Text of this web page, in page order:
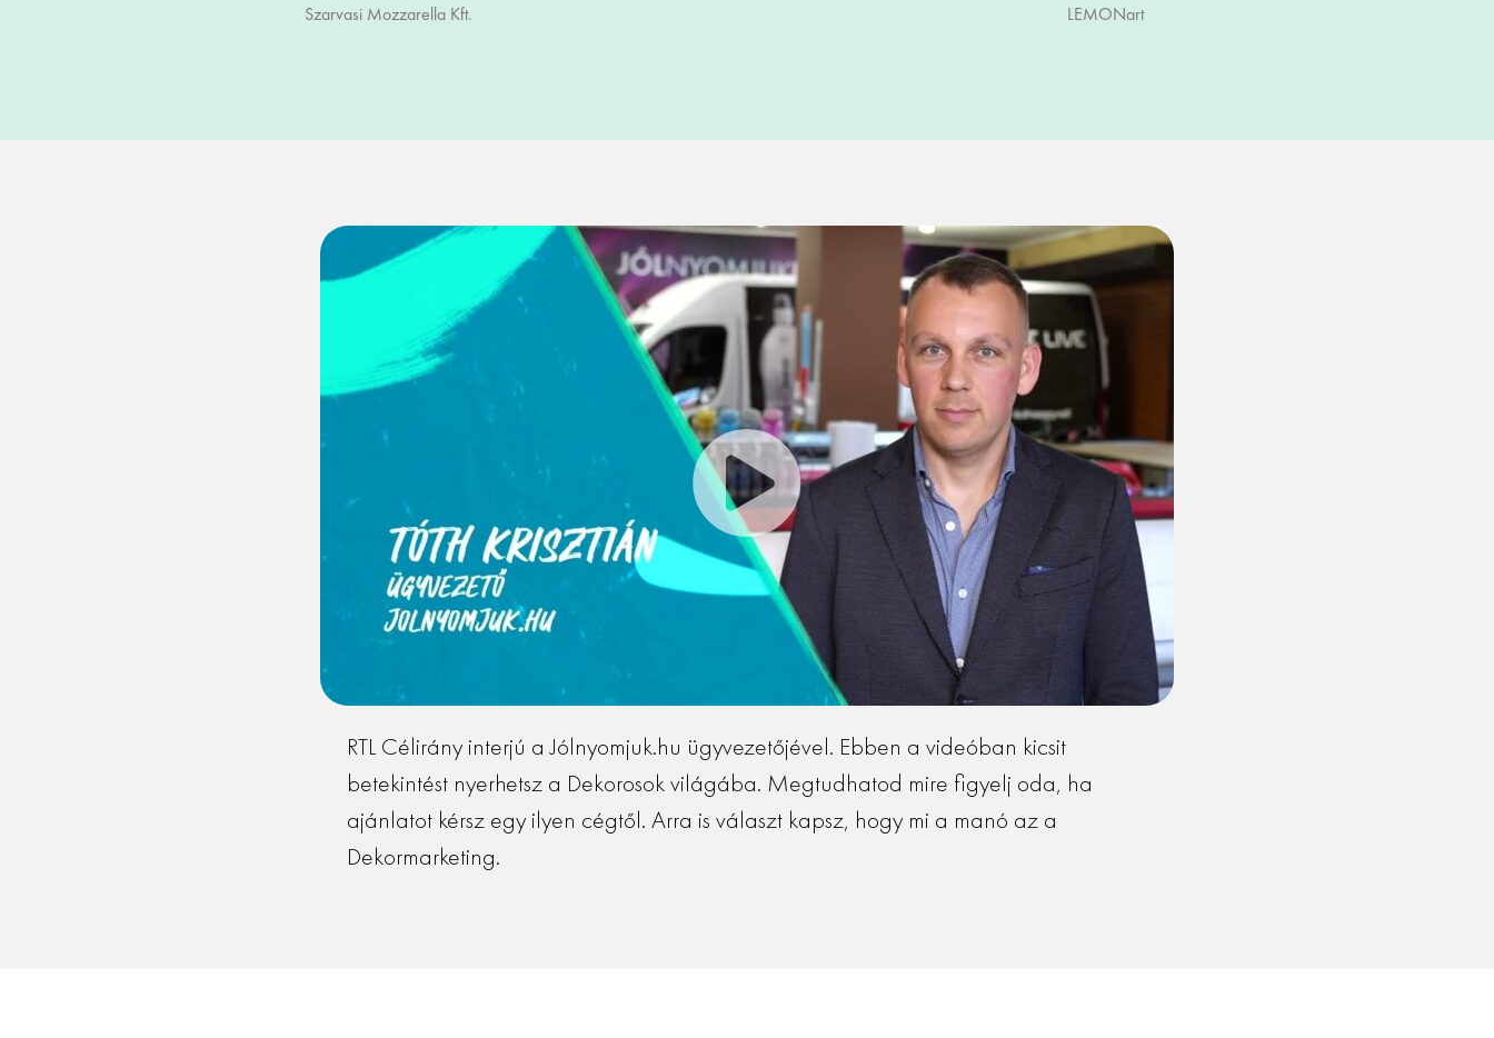
Szarvasi Mozzarella Kft.
LEMONart
RTL Célirány interjú a Jólnyomjuk.hu ügyvezetőjével. Ebben a videóban kicsit
betekintést nyerhetsz a Dekorosok világába. Megtudhatod mire figyelj oda, ha
ajánlatot kérsz egy ilyen cégtől. Arra is választ kapsz, hogy mi a manó az a
Dekormarketing.